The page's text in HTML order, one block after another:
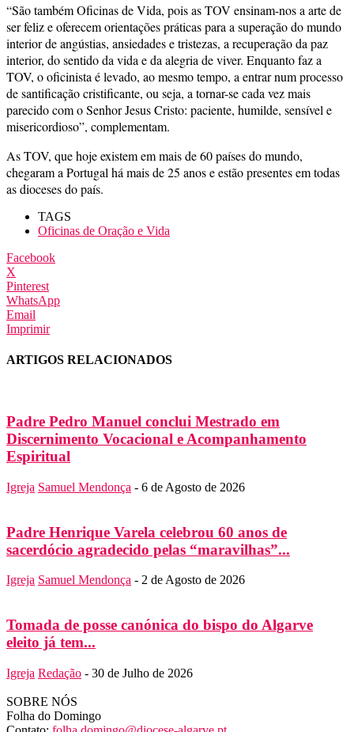
“São também Oficinas de Vida, pois as TOV ensinam-nos a arte de
ser feliz e oferecem orientações práticas para a superação do mundo
interior de angústias, ansiedades e tristezas, a recuperação da paz
interior, do sentido da vida e da alegria de viver. Enquanto faz a
TOV, o oficinista é levado, ao mesmo tempo, a entrar num processo
de santificação cristificante, ou seja, a tornar-se cada vez mais
parecido com o Senhor Jesus Cristo: paciente, humilde, sensível e
misericordioso”, complementam.
As TOV, que hoje existem em mais de 60 países do mundo,
chegaram a Portugal há mais de 25 anos e estão presentes em todas
as dioceses do país.
TAGS
Oficinas de Oração e Vida
Facebook
X
Pinterest
WhatsApp
Email
Imprimir
ARTIGOS RELACIONADOS
Padre Pedro Manuel conclui Mestrado em
Discernimento Vocacional e Acompanhamento
Espiritual
Igreja Samuel Mendonça - 6 de Agosto de 2026
Padre Henrique Varela celebrou 60 anos de
sacerdócio agradecido pelas “maravilhas”...
Igreja Samuel Mendonça - 2 de Agosto de 2026
Tomada de posse canónica do bispo do Algarve
eleito já tem...
Igreja Redação - 30 de Julho de 2026
SOBRE NÓS
Folha do Domingo